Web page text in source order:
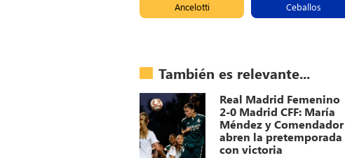
Ancelotti Ceballos
También es relevante...
Real Madrid Femenino
2-0 Madrid CFF: María
Méndez y Comendador
abren la pretemporada
con victoria